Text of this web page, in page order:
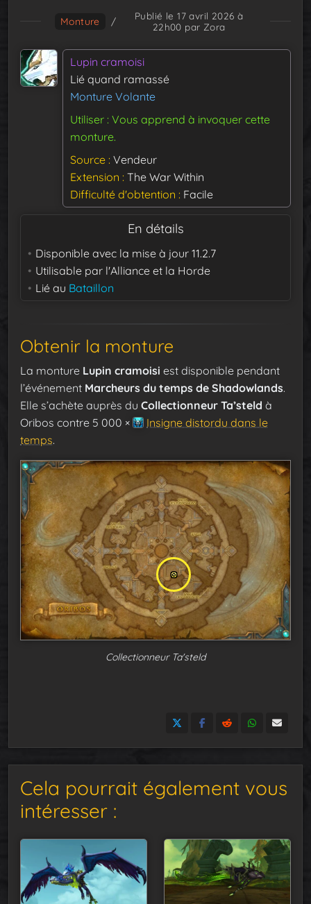
Monture /
Publié le 17 avril 2026 à
22h00 par Zora
Lupin cramoisi
Lié quand ramassé
Monture Volante
Utiliser : Vous apprend à invoquer cette
monture.
Source Vendeur
Extension The War Within
Difficulté d'obtention
Facile
En détails
Disponible avec la mise à jour 11.2.7
Utilisable par l'Alliance et la Horde
Lié au Bataillon
Obtenir la monture
La monture Lupin cramoisi est disponible pendant
l’événement Marcheurs du temps de Shadowlands.
Elle s’achète auprès du Collectionneur Ta’steld à
Oribos contre 5 000 ×
Insigne distordu dans le
temps.
Collectionneur Ta'steld
Cela pourrait également vous
intéresser :